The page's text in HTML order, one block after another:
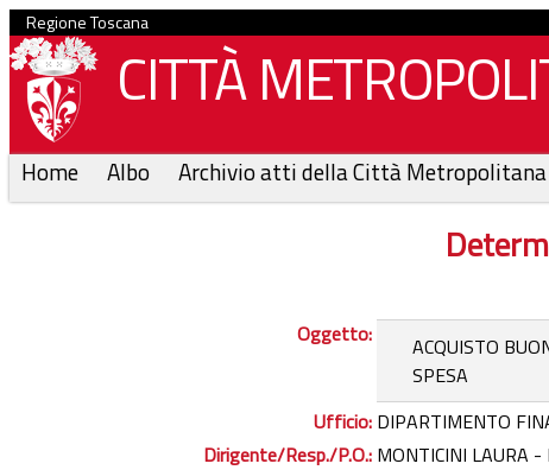
Regione Toscana
CITTÀ
Home Albo Archivio atti della Città Metropolitana
Oggetto:
ACQUISTO
SPESA
Ufficio: DIPARTIMENTO
Dirigente/Resp./P.O.: MONTICINI LAURA -